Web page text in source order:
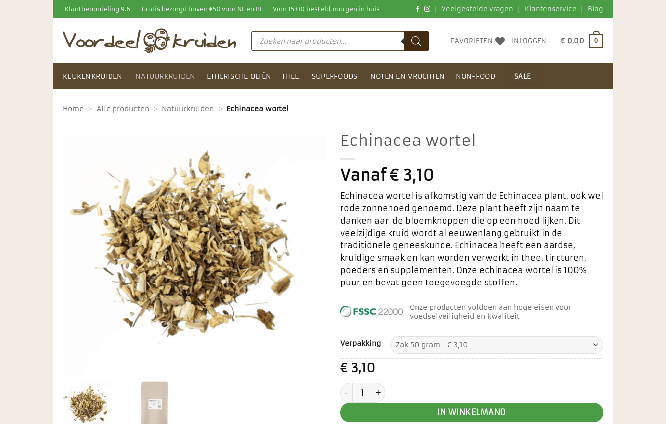
naar
inhoud
Klantbeoordeling 9.6 Gratis bezorgd boven €50 voor NL en BE Voor 15:00 besteld, morgen in huis Veelgestelde vragen Klantenservice Blog
Producten
zoeken FAVORIETEN INLOGGEN € 0,00 0
KEUKENKRUIDEN NATUURKRUIDEN ETHERISCHE OLIËN THEE SUPERFOODS NOTEN EN VRUCHTEN NON-FOOD SALE
Home > Alle producten > Natuurkruiden > Echinacea wortel
Echinacea wortel
Vanaf€3,10
Echinacea wortel is afkomstig van de Echinacea plant, ook wel
rode zonnehoed genoemd. Deze plant heeft zijn naam te
danken aan de bloemknoppen die op een hoed lijken. Dit
veelzijdige kruid wordt al eeuwenlang gebruikt in de
traditionele geneeskunde. Echinacea heeft een aardse,
kruidige smaak en kan worden verwerkt in thee, tincturen,
poeders en supplementen. Onze echinacea wortel is 100%
puur en bevat geen toegevoegde stoffen.
Onze producten voldoen aan hoge eisen voor
voedselveiligheid en kwaliteit
Verpakking
€3,10
Echinacea wortel aantal
IN WINKELMAND